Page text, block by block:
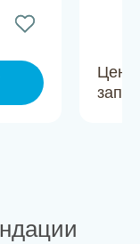
Цена